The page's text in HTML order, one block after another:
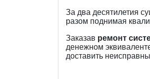
За два десятилетия
разом поднимая
Заказав ремонт
денежном
доставить